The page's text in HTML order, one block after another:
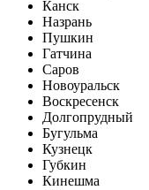
Канск
Назрань
Пушкин
Гатчина
Саров
Новоуральск
Воскресенск
Долгопрудный
Бугульма
Кузнецк
Губкин
Кинешма